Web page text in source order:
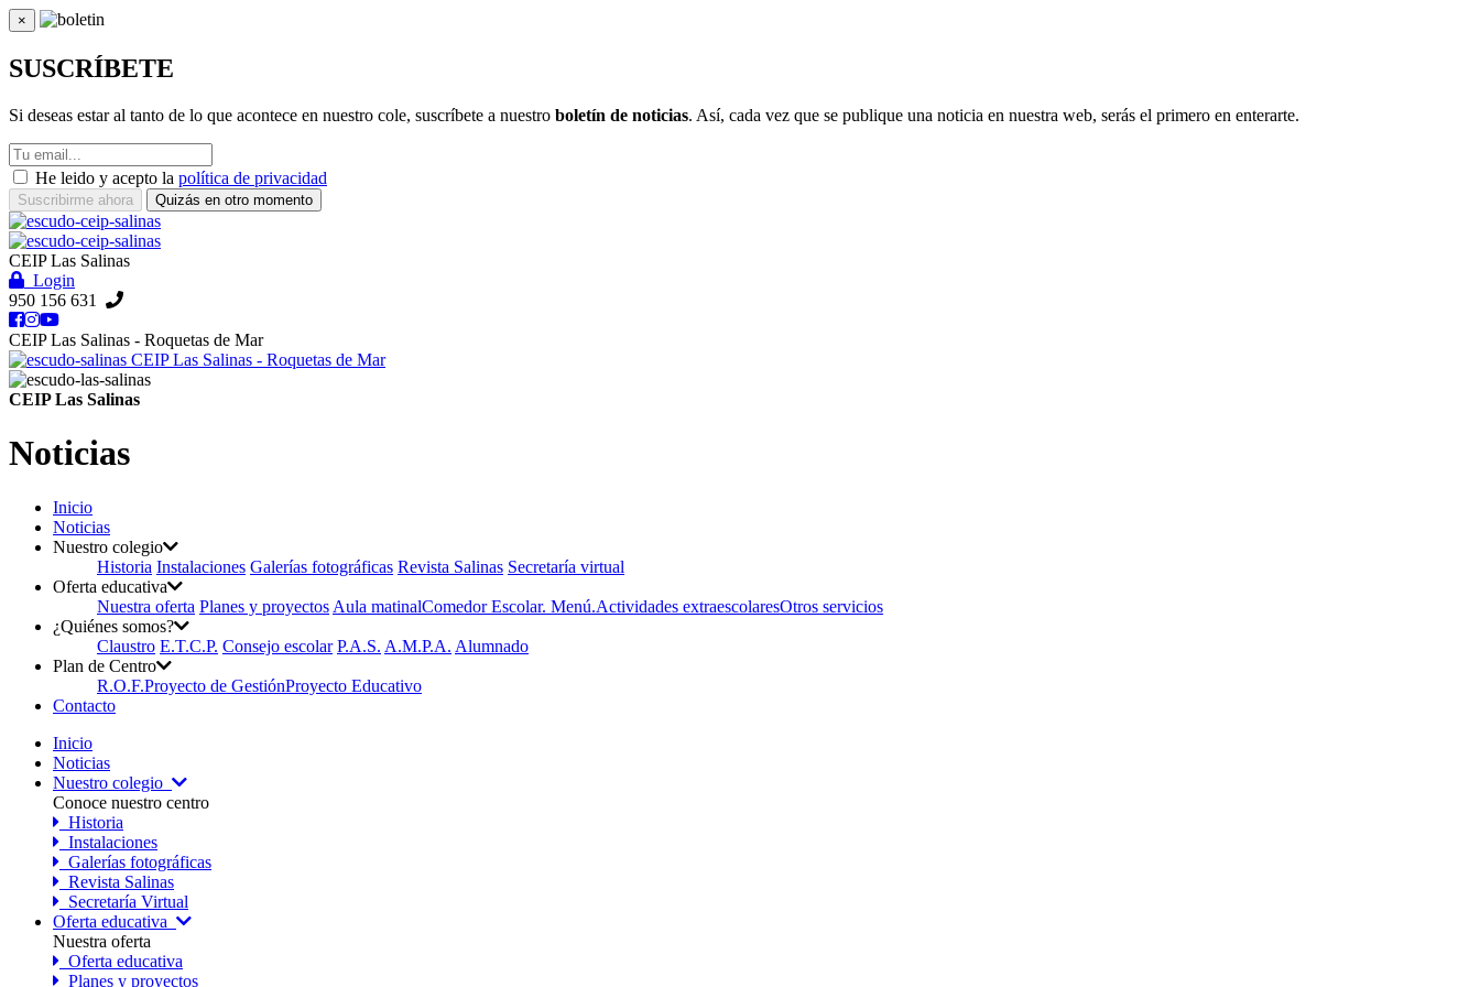
×
Cerrar
SUSCRÍBETE
Si deseas estar al tanto de lo que acontece en nuestro cole, suscríbete a nuestro boletín de noticias. Así, cada vez que se publique una noticia en nuestra web, serás el primero en enterarte.
He leido y acepto la política de privacidad
Suscribirme ahora Quizás en otro momento
CEIP Las Salinas
Login
950 156 631
CEIP Las Salinas - Roquetas de Mar
CEIP Las Salinas - Roquetas de Mar
CEIP Las Salinas
Noticias
Inicio
Noticias
Nuestro colegio
Historia Instalaciones Galerías fotográficas Revista Salinas Secretaría virtual
Oferta educativa
Nuestra oferta Planes y proyectos Aula matinalComedor Escolar. Menú.Actividades extraescolaresOtros servicios
¿Quiénes somos?
Claustro E.T.C.P. Consejo escolar P.A.S. A.M.P.A. Alumnado
Plan de Centro
R.O.F.Proyecto de GestiónProyecto Educativo
Contacto
Inicio
Noticias
Nuestro colegio
Conoce nuestro centro
Historia
Instalaciones
Galerías fotográficas
Revista Salinas
Secretaría Virtual
Oferta educativa
Nuestra oferta
Oferta educativa
Planes y proyectos